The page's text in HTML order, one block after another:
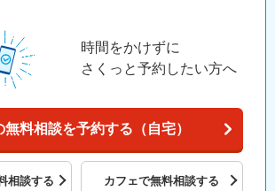
時間をかけずに
さくっと予約したい方へ
無料相談を予約する（自宅）
相談する カフェで無料相談する